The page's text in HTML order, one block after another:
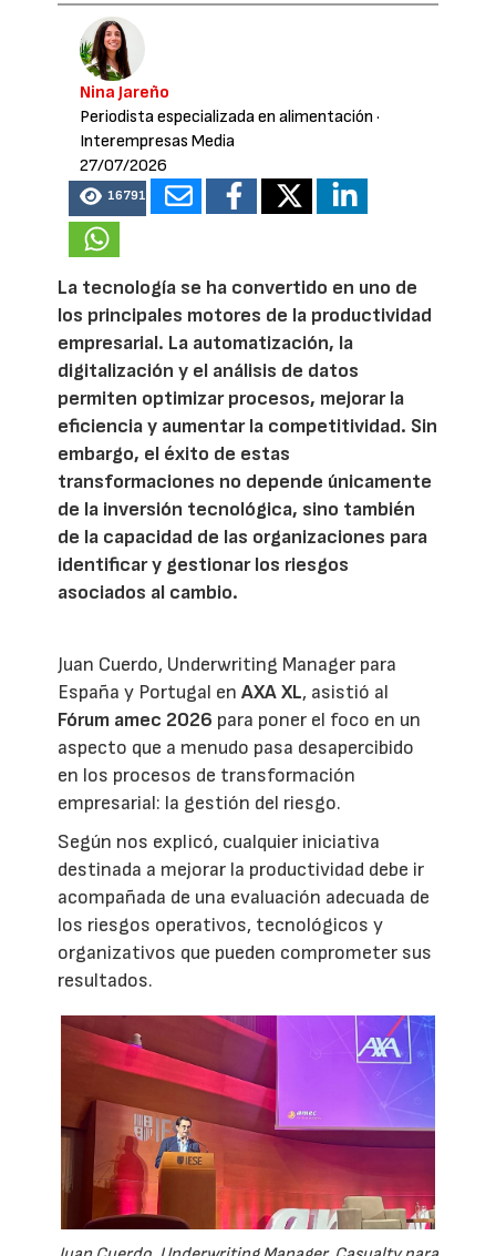
Nina Jareño
Periodista especializada en alimentación ·
Interempresas Media
27/07/2026
16791
La tecnología se ha convertido en uno de
los principales motores de la productividad
empresarial. La automatización, la
digitalización y el análisis de datos
permiten optimizar procesos, mejorar la
eficiencia y aumentar la competitividad. Sin
embargo, el éxito de estas
transformaciones no depende únicamente
de la inversión tecnológica, sino también
de la capacidad de las organizaciones para
identificar y gestionar los riesgos
asociados al cambio.
Juan Cuerdo, Underwriting Manager para
España y Portugal enAXA XL, asistió al
Fórum amec 2026 para poner el foco en un
aspecto que a menudo pasa desapercibido
en los procesos de transformación
empresarial: la gestión del riesgo.
Según nos explicó, cualquier iniciativa
destinada a mejorar la productividad debe ir
acompañada de una evaluación adecuada de
los riesgos operativos, tecnológicos y
organizativos que pueden comprometer sus
resultados.